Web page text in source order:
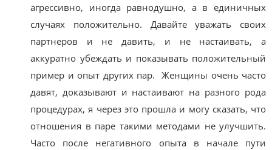
агрессивно, иногда равнодушно, а в единичных
случаях положительно. Давайте уважать своих
партнеров и не давить, и не настаивать, а
аккуратно убеждать и показывать положительный
пример и опыт других пар. Женщины очень часто
давят, доказывают и настаивают на разного рода
процедурах, я через это прошла и могу сказать, что
отношения в паре такими методами не улучшить.
Часто после негативного опыта в начале пути